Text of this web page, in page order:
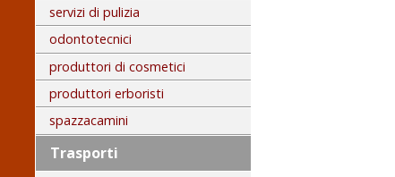
servizi di pulizia
odontotecnici
produttori di cosmetici
produttori erboristi
spazzacamini
Trasporti